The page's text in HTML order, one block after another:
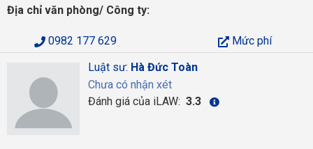
Địa chỉ văn phòng/ Công ty:
0982 177 629
Mức phí
Luật sư: Hà Đức Toàn
Chưa có nhận xét
Đánh giá của iLAW: 3.3